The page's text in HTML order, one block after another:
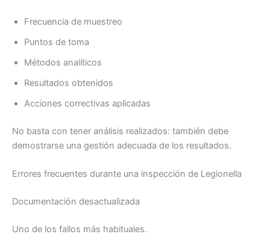
Frecuencia de muestreo
Puntos de toma
Métodos analíticos
Resultados obtenidos
Acciones correctivas aplicadas
No basta con tener análisis realizados: también debe
demostrarse una gestión adecuada de los resultados.
Errores frecuentes durante una inspección de Legionella
Documentación desactualizada
Uno de los fallos más habituales.